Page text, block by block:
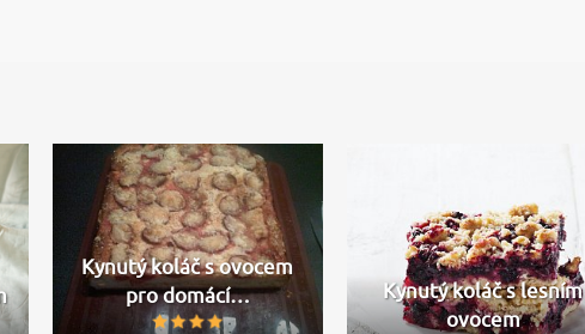
Kynutý koláč s ovocem
pro domácí…
Kynutý koláč s lesním
ovocem